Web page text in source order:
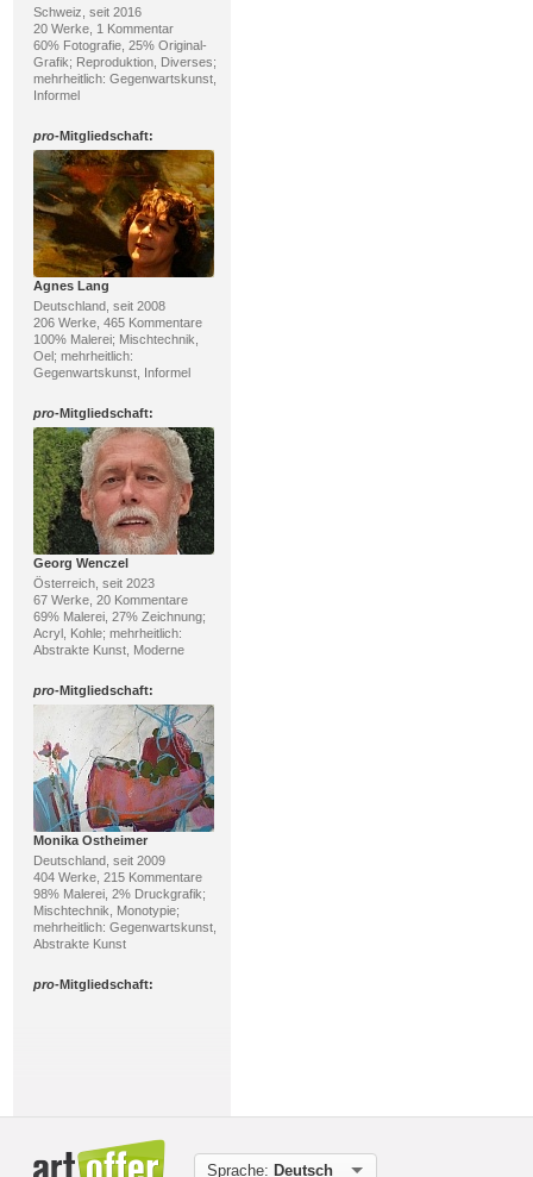
Schweiz, seit 2016
20 Werke, 1 Kommentar
60% Fotografie, 25% Original-
Grafik; Reproduktion, Diverses;
mehrheitlich: Gegenwartskunst,
Informel
pro-Mitgliedschaft:
Agnes Lang
Deutschland, seit 2008
206 Werke, 465 Kommentare
100% Malerei; Mischtechnik,
Oel; mehrheitlich:
Gegenwartskunst, Informel
pro-Mitgliedschaft:
Georg Wenczel
Österreich, seit 2023
67 Werke, 20 Kommentare
69% Malerei, 27% Zeichnung;
Acryl, Kohle; mehrheitlich:
Abstrakte Kunst, Moderne
pro-Mitgliedschaft:
Monika Ostheimer
Deutschland, seit 2009
404 Werke, 215 Kommentare
98% Malerei, 2% Druckgrafik;
Mischtechnik, Monotypie;
mehrheitlich: Gegenwartskunst,
Abstrakte Kunst
pro-Mitgliedschaft:
Sprache: Deutsch